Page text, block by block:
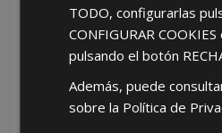
*Abstenerse particulares, sólo venta
TODO, configurarlas
CONFIGURAR COOKIES
pulsando el botón
Además, puede
sobre la Política de